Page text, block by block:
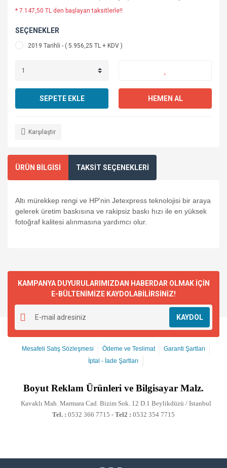
* 7.147,50 TL den başlayan taksitlerle!!
SEÇENEKLER
2019 Tarihli - ( 5.956,25 TL + KDV )
SEPETE EKLE HEMEN AL
Karşılaştır
ÜRÜN BİLGİSİ TAKSİT SEÇENEKLERİ
Altı mürekkep rengi ve HP'nin Jetexpress teknolojisi bir araya
gelerek üretim baskısına ve rakipsiz baskı hızı ile en yüksek
fotoğraf kalitesi alınmasına yardımcı olur.
KAMPANYA DUYURULARIMIZDAN HABERDAR OLMAK İÇİN
E-BÜLTENİMİZE KAYDOLABİLİRSİNİZ!
KAYDOL
Mesafeli Satış Sözleşmesi Ödeme ve Teslimat
Garanti Şartları
İptal - İade Şartları
Boyut Reklam Ürünleri ve Bilgisayar Malz.
Kavaklı Mah. Marmara Cad. Bizim Sok. 12 D.1 Beylikdüzü / Istanbul
Tel. : 0532 366 7715 - Tel2 : 0532 354 7715